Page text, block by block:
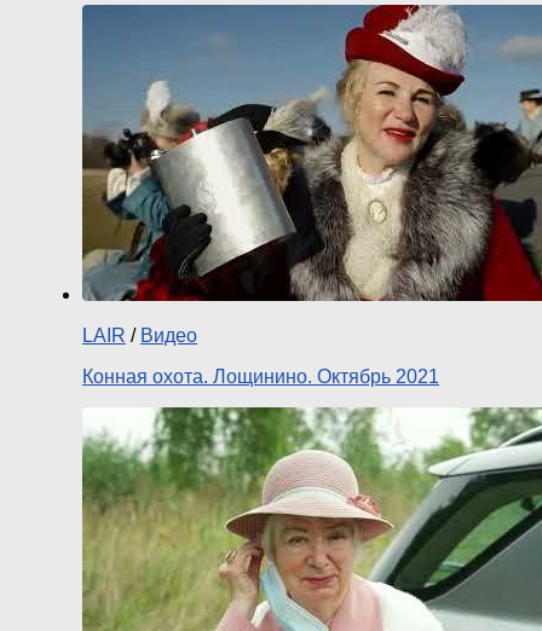
LAIR / Видео
Конная охота. Лощинино. Октябрь 2021